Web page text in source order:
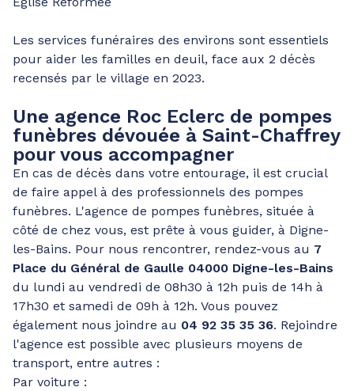
Les services funéraires des environs sont essentiels
pour aider les familles en deuil, face aux 2 décès
recensés par le village en 2023.
Une agence Roc Eclerc de pompes
funèbres dévouée à Saint-Chaffrey
pour vous accompagner
En cas de décès dans votre entourage, il est crucial
de faire appel à des professionnels des pompes
funèbres. L'agence de pompes funèbres, située à
côté de chez vous, est prête à vous guider, à Digne-
les-Bains. Pour nous rencontrer, rendez-vous au 7
Place du Général de Gaulle 04000 Digne-les-Bains
du lundi au vendredi de 08h30 à 12h puis de 14h à
17h30 et samedi de 09h à 12h. Vous pouvez
également nous joindre au 04 92 35 35 36. Rejoindre
l'agence est possible avec plusieurs moyens de
transport, entre autres :
Par voiture :